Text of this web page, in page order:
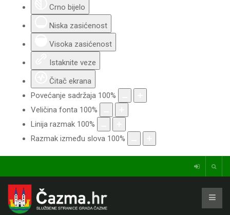
Crno bijelo
Niska zasićenost
Visoka zasićenost
Istaknite veze
Čitač ekrana
Povećanje sadržaja 100%
Veličina fonta 100%
Linija razmak 100%
Razmak između slova 100%